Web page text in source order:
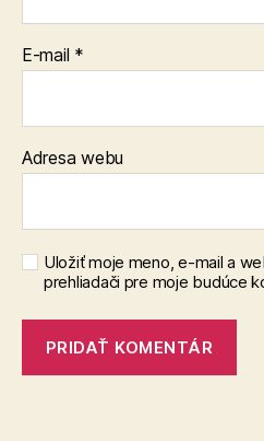
E-mail *
Adresa webu
Uložiť moje meno, e-mail a
prehliadači pre moje budúce